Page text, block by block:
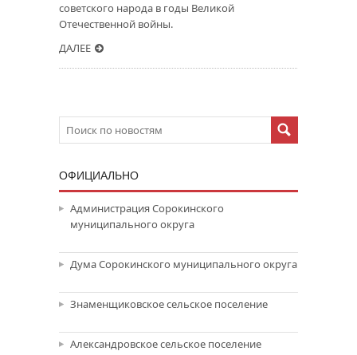
советского народа в годы Великой
Отечественной войны.
ДАЛЕЕ
ОФИЦИАЛЬНО
Администрация Сорокинского
муниципального округа
Дума Сорокинского муниципального округа
Знаменщиковское сельское поселение
Александровское сельское поселение